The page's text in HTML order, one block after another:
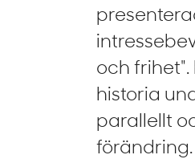
och frihet".
historia
parallellt
förändring.